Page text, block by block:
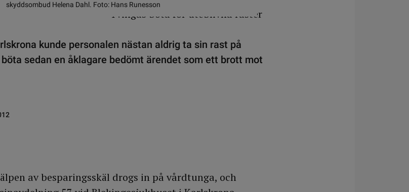
skyddsombud Helena Dahl. Foto: Hans Runesson
kunde personalen nästan aldrig ta sin rast på
sedan en åklagare bedömt ärendet som ett brott mot
av besparingsskäl drogs in på vårdtunga, och